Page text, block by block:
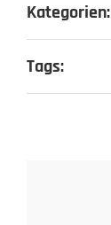
Kategorien:
Tags: